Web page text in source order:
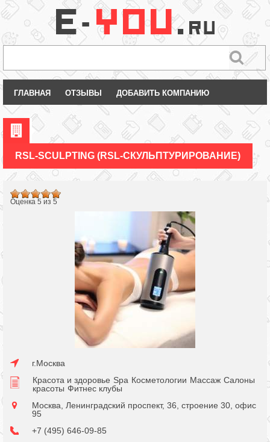
ГЛАВНАЯ ОТЗЫВЫ ДОБАВИТЬ КОМПАНИЮ
RSL-SCULPTING (RSL-СКУЛЬПТУРИРОВАНИЕ)
Оценка 5 из 5
г.Москва
Красота и здоровье Spa Косметологии Массаж Салоны
красоты Фитнес клубы
Москва, Ленинградский проспект, 36, строение 30, офис
95
+7 (495) 646-09-85